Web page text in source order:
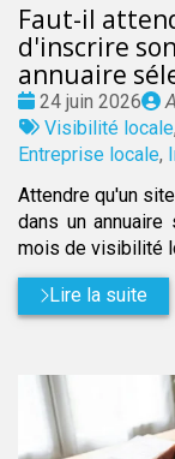
Faut-il
d'inscrire
annuaire
Date
:
24 juin 2026
Tags
:
Visibilité locale,
Entreprise locale,
Attendre qu'un
dans un
mois de visibilité
Lire la suite